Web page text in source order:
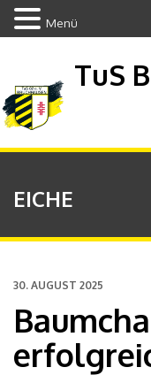
TuS
EICHE
30. AUGUST 2025
Menü